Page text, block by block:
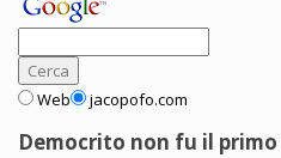
Web jacopofo.com
Democrito non fu il